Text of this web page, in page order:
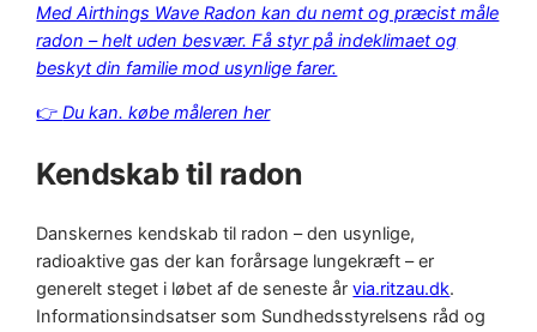
Med Airthings Wave Radon kan du nemt og præcist måle
radon – helt uden besvær. Få styr på indeklimaet og
beskyt din familie mod usynlige farer.
👉Du kan. købe måleren her
Kendskab til radon
Danskernes kendskab til radon – den usynlige,
radioaktive gas der kan forårsage lungekræft – er
generelt steget i løbet af de seneste årvia.ritzau.dk.
Informationsindsatser som Sundhedsstyrelsens råd og